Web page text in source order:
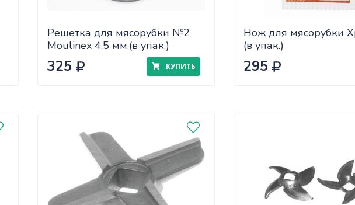
Решетка для мясорубки №2
Moulinex 4,5 мм.(в упак.)
325 КУПИТЬ
Нож для мясорубки
(в упак.)
295